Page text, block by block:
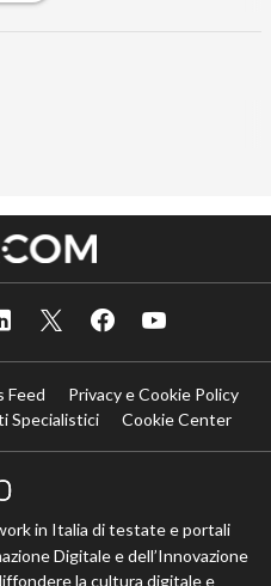
Feed
Privacy e Cookie Policy
Specialistici
Cookie Center
in Italia di testate e portali
Digitale e dell’Innovazione
la cultura digitale e